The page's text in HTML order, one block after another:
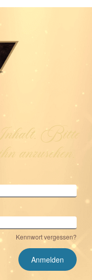
Bitte
Kennwort vergessen?